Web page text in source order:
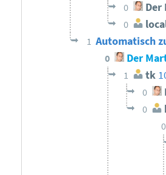
0 Der
0
1 Automatisch
0 Der
1 tk
0
0
0